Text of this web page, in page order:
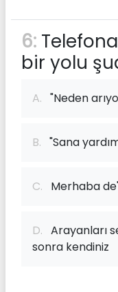
6:
bir yolu
A. "Neden
B. "Sana
C. Merhaba
D. Arayanları
sonra kendiniz